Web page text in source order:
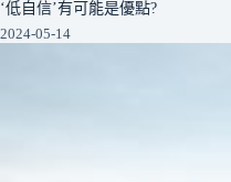
‘低自信’有可能是優點?
2024-05-14